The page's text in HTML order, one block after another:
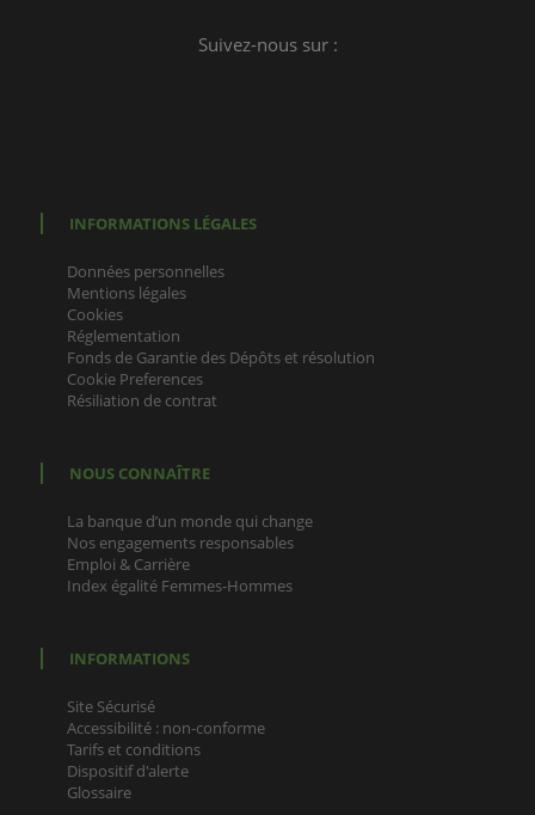
Suivez-nous sur :
INFORMATIONS LÉGALES
Données personnelles
Mentions légales
Cookies
Réglementation
Fonds de Garantie des Dépôts et résolution
Cookie Preferences
Résiliation de contrat
NOUS CONNAÎTRE
La banque d’un monde qui change
Nos engagements responsables
Emploi & Carrière
Index égalité Femmes-Hommes
INFORMATIONS
Site Sécurisé
Accessibilité : non-conforme
Tarifs et conditions
Dispositif d'alerte
Glossaire